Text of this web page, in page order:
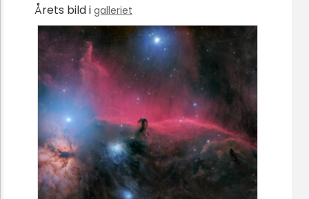
Årets bild i galleriet